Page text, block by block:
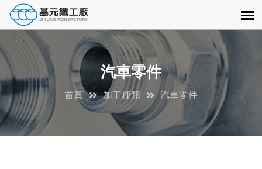
汽車零件
首頁 加工種類 汽車零件